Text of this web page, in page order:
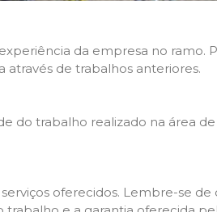
da empresa no ramo.
de trabalhos anteriores.
do trabalho realizado na área
oferecidos. Lembre-se de